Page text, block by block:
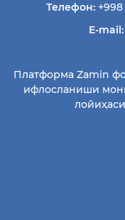
Телефон: +998
E-mail:
Платформа Zamin
ифлосланиши